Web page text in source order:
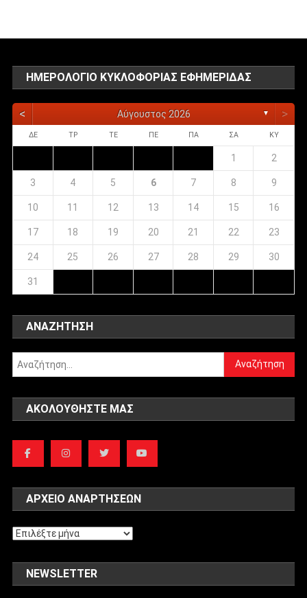
ΗΜΕΡΟΛΌΓΙΟ ΚΥΚΛΟΦΟΡΊΑΣ ΕΦΗΜΕΡΊΔΑΣ
< Αύγουστος 2026 ▼ >
ΔΕ ΤΡ ΤΕ ΠΕ ΠΑ ΣΑ ΚΥ
1 2
3 4 5 6 7 8 9
10 11 12 13 14 15 16
17 18 19 20 21 22 23
24 25 26 27 28 29 30
31
ΑΝΑΖΉΤΗΣΗ
Αναζήτηση
για:
ΑΚΟΛΟΥΘΉΣΤΕ ΜΑΣ
ΑΡΧΕΊΟ ΑΝΑΡΤΉΣΕΩΝ
Αρχείο
NEWSLETTER